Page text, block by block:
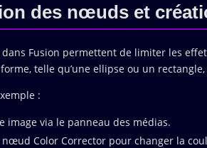
des nœuds et
dans Fusion permettent de limiter les
telle qu’une ellipse ou un
:
image via le panneau des médias.
Color Corrector pour changer la